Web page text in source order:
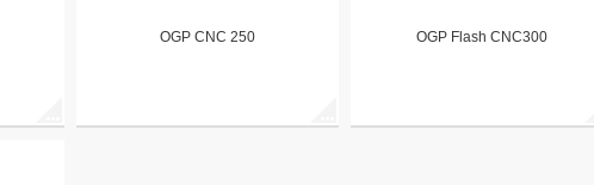
OGP CNC 250 OGP Flash CNC300